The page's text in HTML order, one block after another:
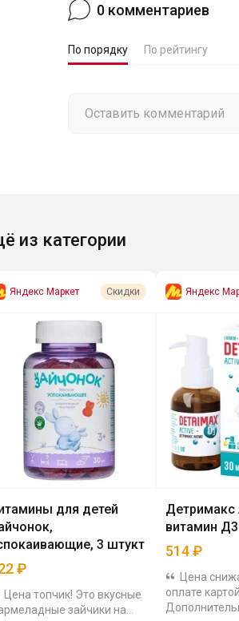
0 комментариев
По порядку По рейтингу
из категории
Яндекс Маркет Скидки
для детей
3 штукт
₽
Цена топчик! Это вкусные
зайчики на
Яндекс
Детримакс
витамин
514₽
Цена
оплате